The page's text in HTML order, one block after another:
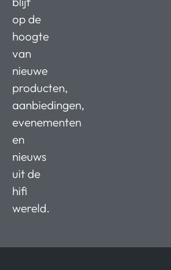
op de
hoogte
van
nieuwe
producten,
aanbiedingen,
evenementen
en
nieuws
uit de
hifi
wereld.